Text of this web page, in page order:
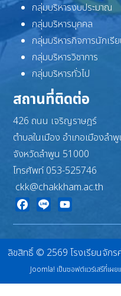
กลุ่มบริหารงบประมาณ
กลุ่มบริหารบุคคล
กลุ่มบริหารกิจการนักเรี
กลุ่มบริหารวิชาการ
กลุ่มบริหารทั่วไป
สถานที่ติดต่อ
426 ถนน เจริญราษฎร์
ตำบลในเมือง อำเภอเมืองลำ
จังหวัดลำพูน 51000
โทรศัพท์ 053-525746
ckk@chakkham.ac.th
ลิขสิทธิ์ © 2569 โรงเรียนจัก
Joomla! เป็นซอฟต์แวร์เสรีที่เผย